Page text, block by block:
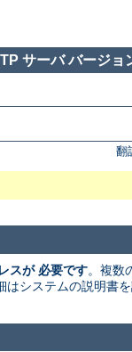
サーバ バージョ
翻
スが 必要です。複数
システムの説明書